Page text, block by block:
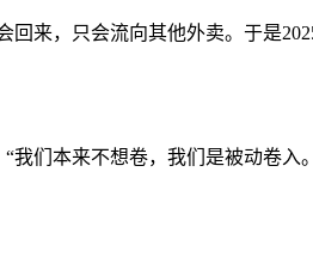
来，只会流向其他外卖。于是
我们本来不想卷，我们是被动卷入